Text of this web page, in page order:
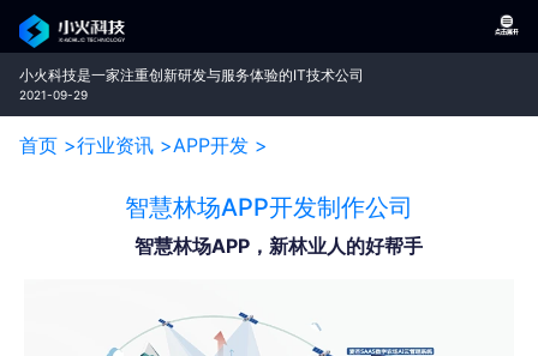
小火科技是一家注重创新研发与服务体验的IT技术公司
2021-09-29
首页 >行业资讯 >APP开发 >
智慧林场APP开发制作公司
智慧林场APP，新林业人的好帮手